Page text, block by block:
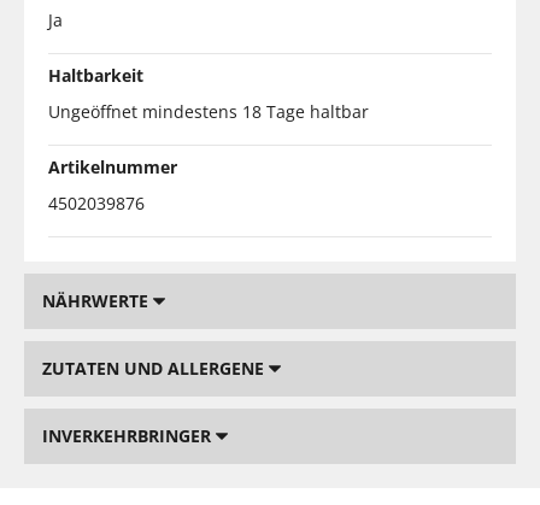
Ja
Haltbarkeit
Ungeöffnet mindestens 18 Tage haltbar
Artikelnummer
4502039876
NÄHRWERTE
ZUTATEN UND ALLERGENE
INVERKEHRBRINGER